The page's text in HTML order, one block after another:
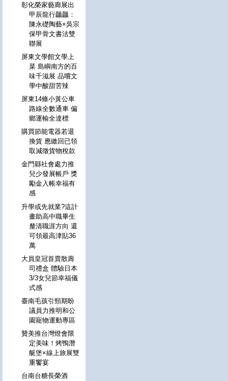
彰化榮家藝廊展出
甲辰龍行龘龘：
陳永礎陶藝×吳宗
保甲骨文書法雙
聯展
屏東文學館文學上
菜 島嶼南方的百
味千滋展 品嚐文
學中酸甜苦辣
屏東14條小黃公車
路線全數通車 偏
鄉運輸全達標
購買節能電器若退
換貨 應繳回已領
取減徵貨物稅款
金門縣社會處力推
兒少發展帳戶 獎
勵金入帳幸福有
感
升學或先就業?這計
畫助高中職畢生
釐清職涯方向 還
可領最高津貼36
萬
大員皇冠首賣散壽
司禮盒 體驗日本
3/3女兒節幸福儀
式感
臺南毛孩引頸期盼
議員力推明和公
園寵物運動專區
贊美推台灣燈會限
定美味！烤鴨潛
艇堡×線上旅展雙
重饗宴
台南台糖長榮酒